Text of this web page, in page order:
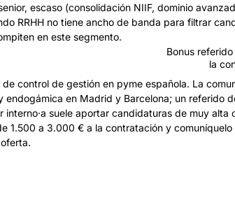
escaso (consolidación NIIF, dominio
RRHH no tiene ancho de banda para filtrar
en este segmento.
Bonus
la
control de gestión en pyme española. La
en Madrid y Barcelona; un referido
interno·a suele aportar candidaturas de muy alta
1.500 a 3.000 € a la contratación y